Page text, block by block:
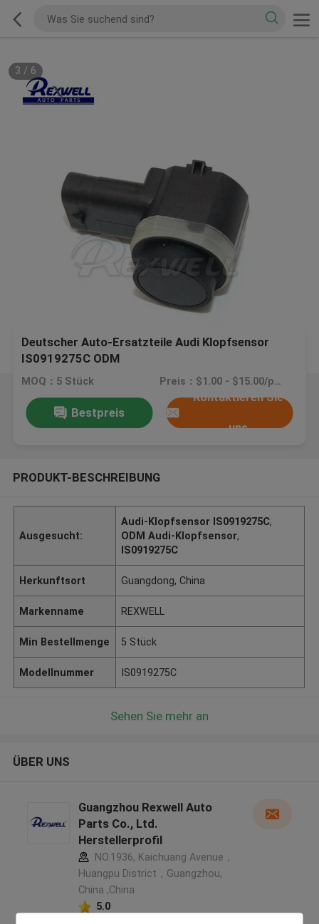
3 / 6
Deutscher Auto-Ersatzteile Audi Klopfsensor
IS0919275C ODM
MOQ：5 Stück Preis：$1.00 - $15.00/pieces
Bestpreis
Kontaktieren Sie
uns
PRODUKT-BESCHREIBUNG
Ausgesucht:
Audi-Klopfsensor IS0919275C,
ODM Audi-Klopfsensor,
IS0919275C
Herkunftsort Guangdong, China
Markenname REXWELL
Min Bestellmenge 5 Stück
Modellnummer IS0919275C
Sehen Sie mehr an
ÜBER UNS
Guangzhou Rexwell Auto
Parts Co., Ltd.
Herstellerprofil
NO.1936, Kaichuang Avenue，
Huangpu District，Guangzhou,
China ,China
5.0